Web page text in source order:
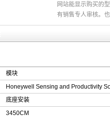
网站能显示购买的
有销售专人审核。
模块
Honeywell Sensing and Productivity
底座安装
3450CM